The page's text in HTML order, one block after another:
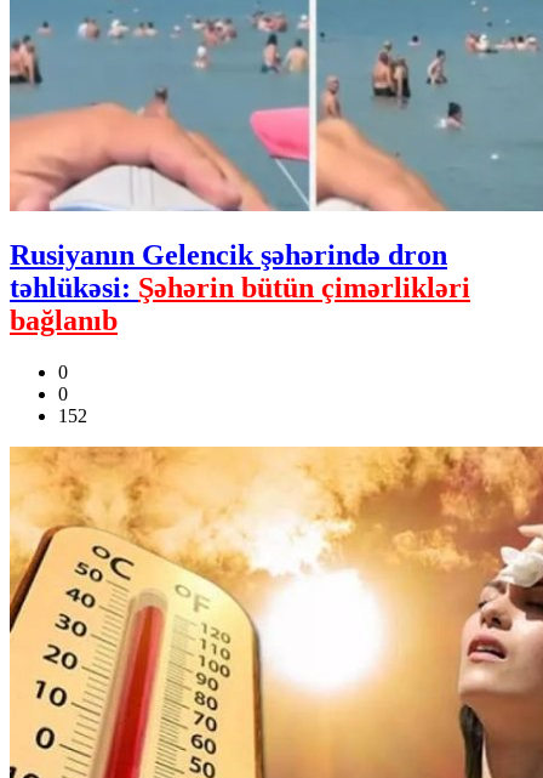
Rusiyanın Gelencik şəhərində dron
təhlükəsi: Şəhərin bütün çimərlikləri
bağlanıb
0
0
152